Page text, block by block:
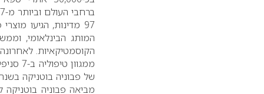
ברחבי העולם וביותר מ-97 מדינות שונות.
97 מדינות, הגיעו
המותג הבינלאומי,
הקוסמטיקאיות.
של פבוניה בוטניקה
מביאה פבוניה